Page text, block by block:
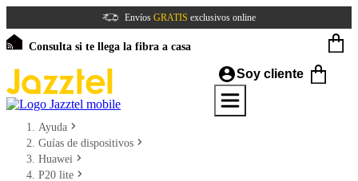
Envíos GRATIS exclusivos online
Consulta si te llega la fibra a casa
Soy cliente
Ayuda
Guías de dispositivos
Huawei
P20 lite